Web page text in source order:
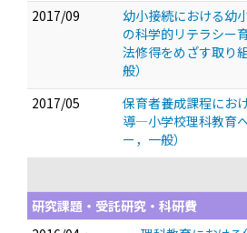
2017/09
幼小接続における幼
の科学的リテラシー
法修得をめざす取り
般）
2017/05
保育者養成課程にお
導―小学校理科教育
ー，一般）
研究課題・受託研究・科研費